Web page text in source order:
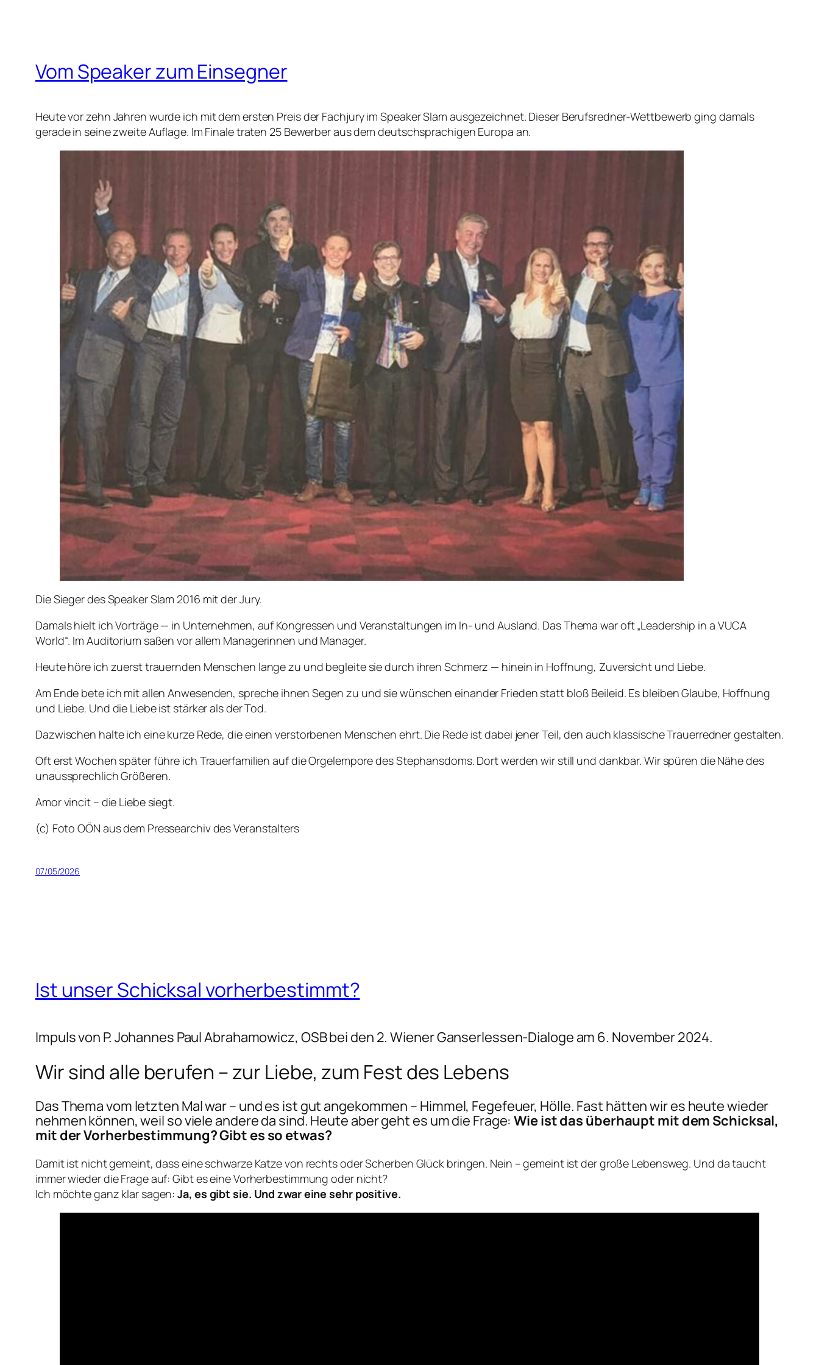
Vom Speaker zum Einsegner
Heute vor zehn Jahren wurde ich mit dem ersten Preis der Fachjury im Speaker Slam ausgezeichnet. Dieser Berufsredner-Wettbewerb ging damals
gerade in seine zweite Auflage. Im Finale traten 25 Bewerber aus dem deutschsprachigen Europa an.
Die Sieger des Speaker Slam 2016 mit der Jury.
Damals hielt ich Vorträge — in Unternehmen, auf Kongressen und Veranstaltungen im In- und Ausland. Das Thema war oft „Leadership in a VUCA
World“. Im Auditorium saßen vor allem Managerinnen und Manager.
Heute höre ich zuerst trauernden Menschen lange zu und begleite sie durch ihren Schmerz — hinein in Hoffnung, Zuversicht und Liebe.
Am Ende bete ich mit allen Anwesenden, spreche ihnen Segen zu und sie wünschen einander Frieden statt bloß Beileid. Es bleiben Glaube, Hoffnung
und Liebe. Und die Liebe ist stärker als der Tod.
Dazwischen halte ich eine kurze Rede, die einen verstorbenen Menschen ehrt. Die Rede ist dabei jener Teil, den auch klassische Trauerredner gestalten.
Oft erst Wochen später führe ich Trauerfamilien auf die Orgelempore des Stephansdoms. Dort werden wir still und dankbar. Wir spüren die Nähe des
unaussprechlich Größeren.
Amor vincit – die Liebe siegt.
(c) Foto OÖN aus dem Pressearchiv des Veranstalters
07/05/2026
Ist unser Schicksal vorherbestimmt?
Impuls von P. Johannes Paul Abrahamowicz, OSB bei den 2. Wiener Ganserlessen-Dialoge am 6. November 2024.
Wir sind alle berufen – zur Liebe, zum Fest des Lebens
Das Thema vom letzten Mal war – und es ist gut angekommen – Himmel, Fegefeuer, Hölle. Fast hätten wir es heute wieder
nehmen können, weil so viele andere da sind. Heute aber geht es um die Frage:Wie ist das überhaupt mit dem Schicksal,
mit der Vorherbestimmung? Gibt es so etwas?
Damit ist nicht gemeint, dass eine schwarze Katze von rechts oder Scherben Glück bringen. Nein – gemeint ist der große Lebensweg. Und da taucht
immer wieder die Frage auf: Gibt es eine Vorherbestimmung oder nicht?
Ich möchte ganz klar sagen:Ja, es gibt sie. Und zwar eine sehr positive.